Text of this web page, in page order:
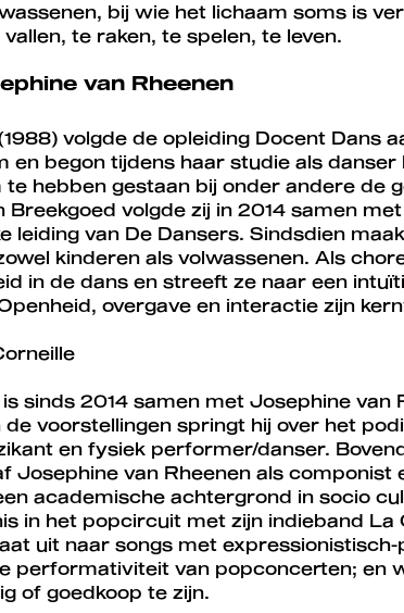
bij wie het lichaam soms is
te raken, te spelen, te leven.
van Rheenen
volgde de opleiding Docent Dans
en begon tijdens haar studie als danser
te hebben gestaan bij onder andere de
Breekgoed volgde zij in 2014 samen
leiding van De Dansers. Sindsdien
kinderen als volwassenen. Als
in de dans en streeft ze naar een
overgave en interactie zijn
sinds 2014 samen met Josephine van
de voorstellingen springt hij over het
en fysiek performer/danser.
Josephine van Rheenen als
academische achtergrond in socio
in het popcircuit met zijn indieband La
uit naar songs met
performativiteit van popconcerten; en
of goedkoop te zijn.